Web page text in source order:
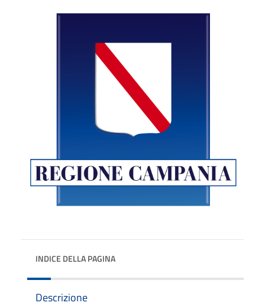
INDICE DELLA PAGINA
Descrizione